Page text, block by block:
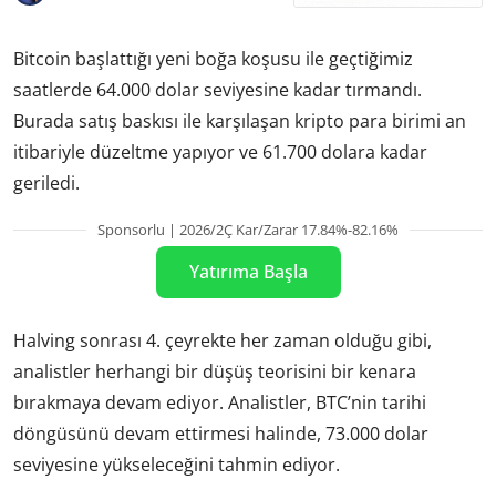
Bitcoin başlattığı yeni boğa koşusu ile geçtiğimiz
saatlerde 64.000 dolar seviyesine kadar tırmandı.
Burada satış baskısı ile karşılaşan kripto para birimi an
itibariyle düzeltme yapıyor ve 61.700 dolara kadar
geriledi.
Sponsorlu | 2026/2Ç Kar/Zarar 17.84%-82.16%
Yatırıma Başla
Halving sonrası 4. çeyrekte her zaman olduğu gibi,
analistler herhangi bir düşüş teorisini bir kenara
bırakmaya devam ediyor. Analistler, BTC’nin tarihi
döngüsünü devam ettirmesi halinde, 73.000 dolar
seviyesine yükseleceğini tahmin ediyor.